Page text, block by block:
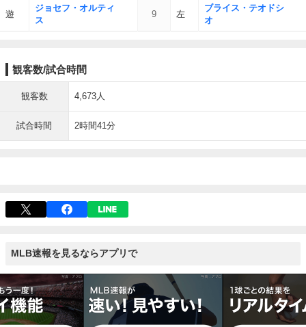
遊
ジョセフ・オルティ
ス
9 左
ブライス・テオドシ
オ
観客数/試合時間
観客数 4,673人
試合時間 2時間41分
MLB速報を見るならアプリで